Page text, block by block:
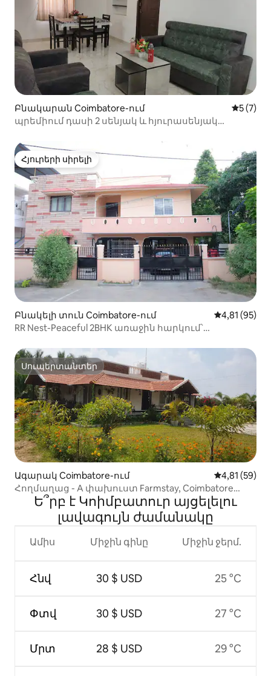
Բնակարան Coimbatore-ում Միջին
5 (7)
պրեմիում դասի 2 սենյակ և հյուրասենյակ
Հյուրերի սիրելի
Հյուրերի սիրելի
Բնակելի տուն Coimbatore-ում Միջին
4,81 (95)
RR Nest-Peaceful 2BHK առաջին հարկում՝
Սուպերտանտեր
Սուպերտանտեր
Ագարակ Coimbatore-ում Միջին
4,81 (59)
Հողմաղաց - A փախուստ Farmstay, Coimbatore
ծայրամաս
Ե՞րբ է Կոիմբատուր այցելելու
լավագույն ժամանակը
Ամիս
Հնվ
Փտվ
Մրտ
Միջին գինը
30 $ USD
30 $ USD
28 $ USD
Միջին ջերմ.
25 °C
27 °C
29 °C